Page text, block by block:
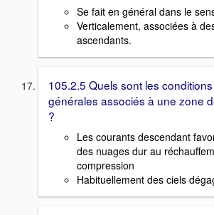
Se fait en général dans le
Verticalement, associées à
ascendants.
105.2.5 Quels sont les
générales associés à une zone
?
Les courants descendant
des nuages dur au
compression
Habituellement des ciels